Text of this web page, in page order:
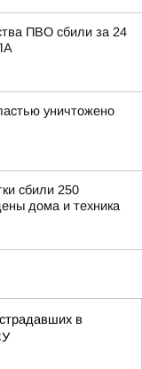
ПВО сбили за 24
уничтожено
сбили 250
дома и техника
в